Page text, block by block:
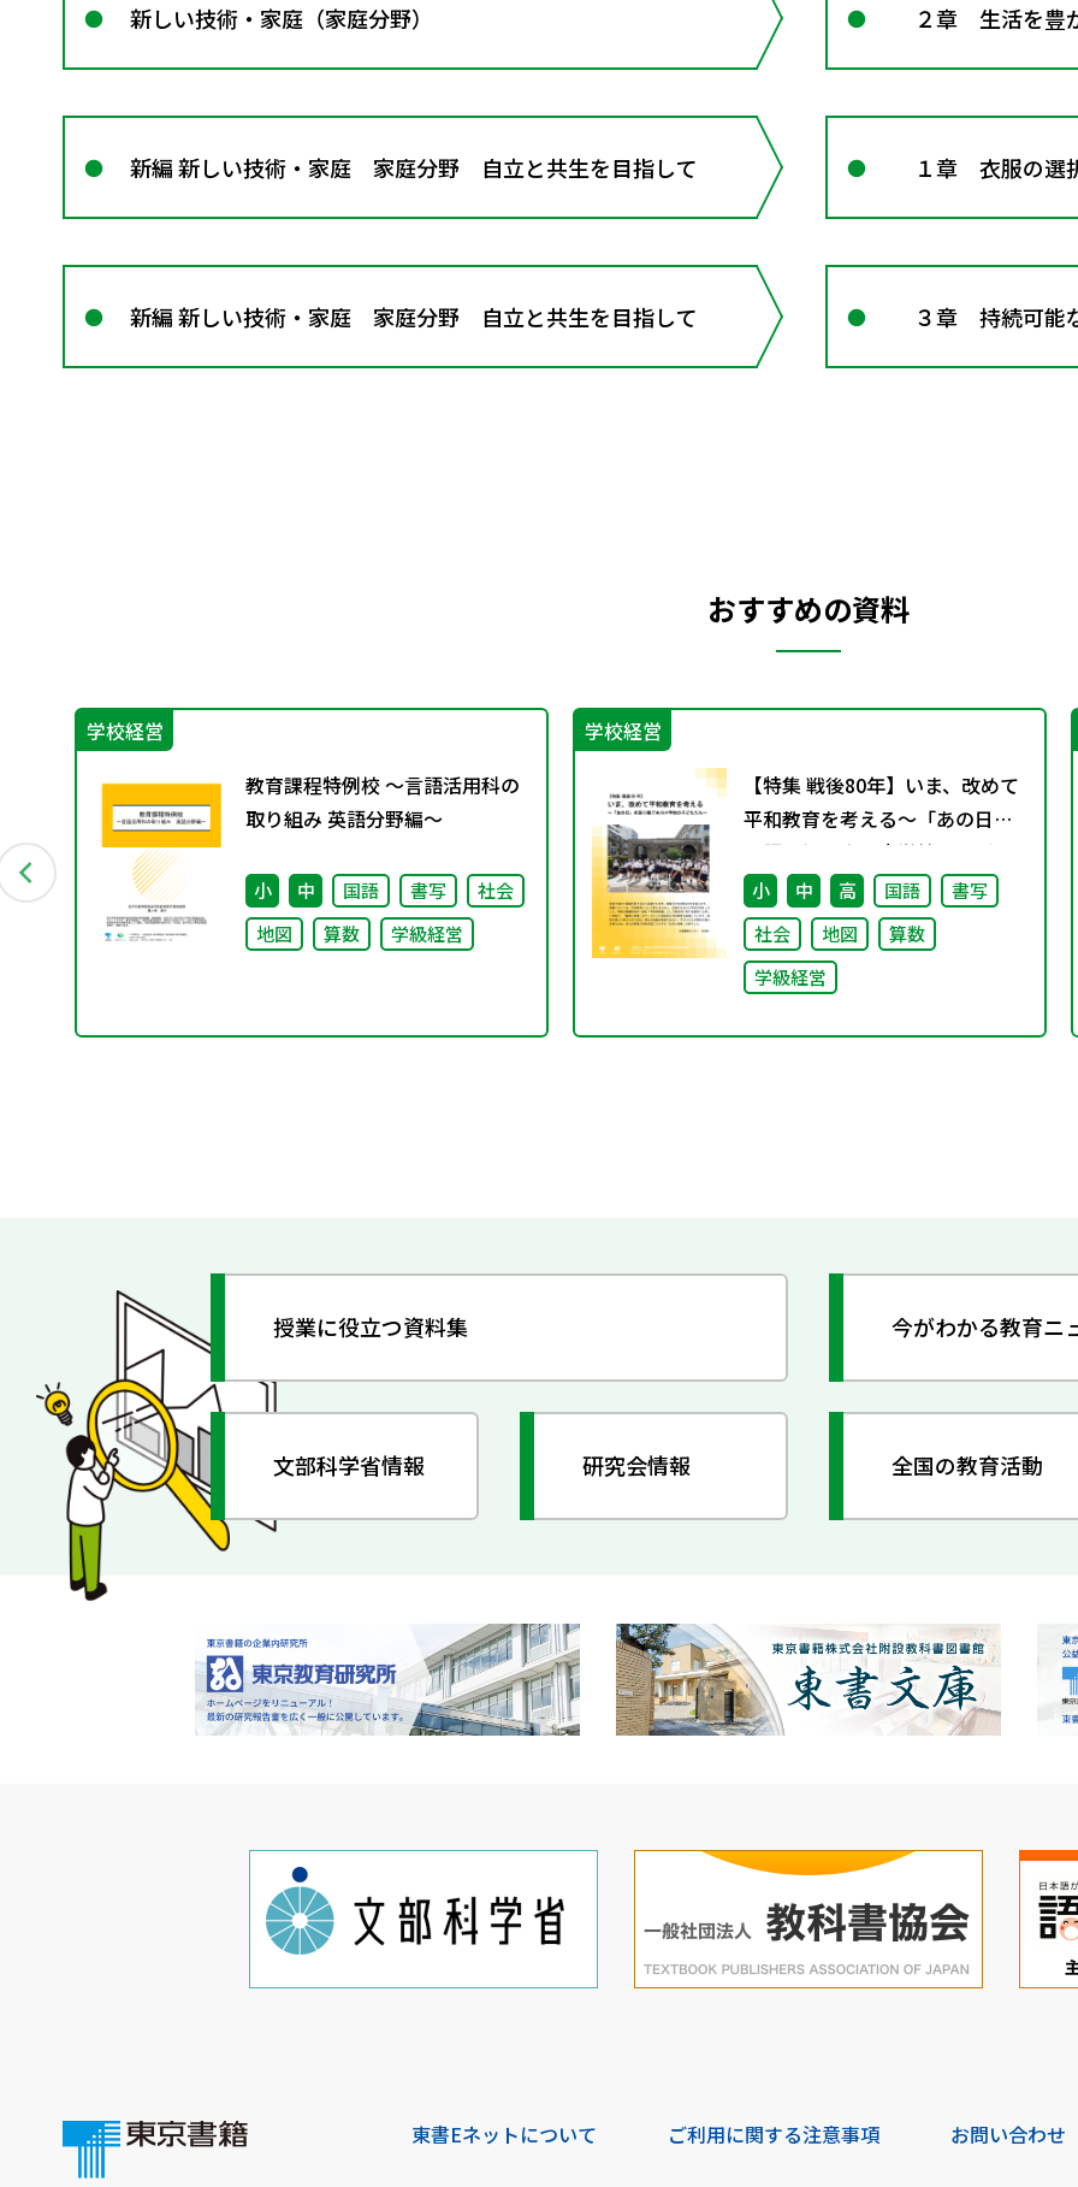
新しい技術・家庭（家庭分野） ２章 生活を豊
新編 新しい技術・家庭 家庭分野 自立と共生を目指して １章 衣服の選
新編 新しい技術・家庭 家庭分野 自立と共生を目指して ３章 持続可能
おすすめの資料
学校経営
教育課程特例校 ～言語活用科の
取り組み 英語分野編～
小 中 国語 書写
社会
地図
算数 学級経営
学校経営
【特集 戦後80年】いま、改めて
平和教育を考える〜「あの日」
を語り継ぐ本川小学校の子ども
たち〜
小 中 高 国語
書写
社会
地図
算数
学級経営
授業に役立つ資料集 今がわかる教育ニ
文部科学省情報 研究会情報 全国の教育活動
東書Eネットについて ご利用に関する注意事項 お問い合わせ